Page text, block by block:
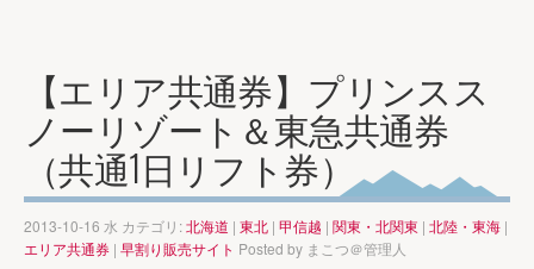
【エリア共通券】プリンスス
ノーリゾート＆東急共通券
（共通1日リフト券）
2013-10-16 水 カテゴリ:北海道 | 東北 | 甲信越 | 関東・北関東 | 北陸・東海 |
エリア共通券 | 早割り販売サイト Posted by まこつ＠管理人